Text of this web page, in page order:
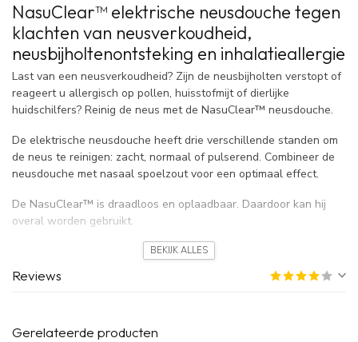
NasuClear™ elektrische neusdouche tegen
klachten van neusverkoudheid,
neusbijholtenontsteking en inhalatieallergie
Last van een neusverkoudheid? Zijn de neusbijholten verstopt of
reageert u allergisch op pollen, huisstofmijt of dierlijke
huidschilfers? Reinig de neus met de NasuClear™ neusdouche.
De elektrische neusdouche heeft drie verschillende standen om
de neus te reinigen: zacht, normaal of pulserend. Combineer de
neusdouche met nasaal spoelzout voor een optimaal effect.
De NasuClear™ is draadloos en oplaadbaar. Daardoor kan hij
overal worden gebruikt.
Als we inademen, nestelen allergenen zich op het neusslijmvlies.
BEKIJK ALLES
Reviews
Gerelateerde producten